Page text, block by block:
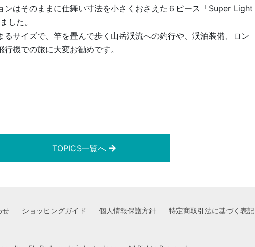
ンはそのままに仕舞い寸法を小さくおさえた６ピース「Super Light
した。
るサイズで、竿を畳んで歩く山岳渓流への釣行や、渓泊装備、ロン
機での旅に大変お勧めです。
TOPICS一覧へ
せ ショッピングガイド 個人情報保護方針 特定商取引法に基づく表記